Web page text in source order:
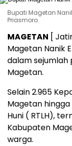
Bupati Magetan
Priasmoro.
MAGETAN [
Magetan Nanik
dalam sejumlah
Magetan.
Selain 2.965
Magetan
Huni ( RTLH),
Kabupaten
warga.